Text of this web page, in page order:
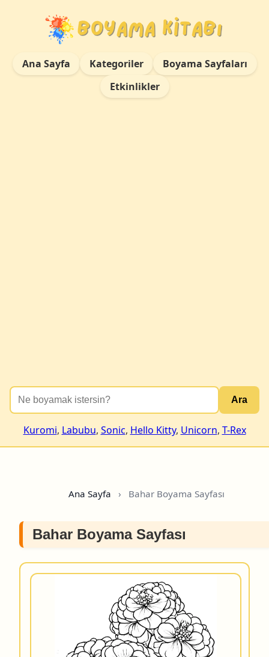
Ana Sayfa Kategoriler
Boyama Sayfaları
Etkinlikler
Ara
Kuromi, Labubu, Sonic, Hello Kitty, Unicorn, T-Rex
Ana Sayfa › Bahar Boyama Sayfası
Bahar Boyama Sayfası